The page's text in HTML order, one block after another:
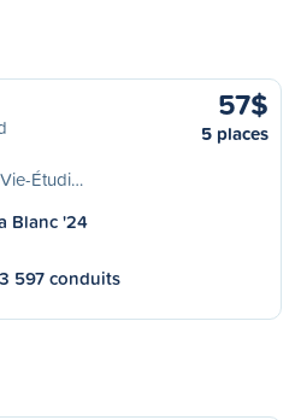
Étudi…
57$
5 places
Blanc '24
3 597 conduits